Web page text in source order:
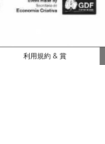
利用規約 & 賞